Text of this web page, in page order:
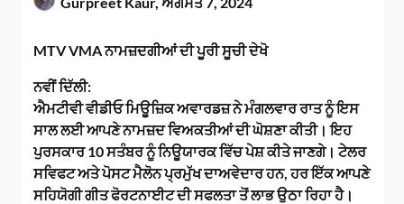
MTV VMA ਨਾਮਜ਼ਦਗੀਆਂ ਦੀ ਪੂਰੀ ਸੂਚੀ ਦੇਖੋ
ਨਵੀਂ ਦਿੱਲੀ:
ਐਮਟੀਵੀ ਵੀਡੀਓ ਮਿਊਜ਼ਿਕ ਅਵਾਰਡਜ਼ ਨੇ ਮੰਗਲਵਾਰ ਰਾਤ ਨੂੰ ਇਸ
ਸਾਲ ਲਈ ਆਪਣੇ ਨਾਮਜ਼ਦ ਵਿਅਕਤੀਆਂ ਦੀ ਘੋਸ਼ਣਾ ਕੀਤੀ। ਇਹ
ਪੁਰਸਕਾਰ 10 ਸਤੰਬਰ ਨੂੰ ਨਿਊਯਾਰਕ ਵਿੱਚ ਪੇਸ਼ ਕੀਤੇ ਜਾਣਗੇ। ਟੇਲਰ
ਸਵਿਫਟ ਅਤੇ ਪੋਸਟ ਮੈਲੋਨ ਪ੍ਰਮੁੱਖ ਦਾਅਵੇਦਾਰ ਹਨ, ਹਰ ਇੱਕ ਆਪਣੇ
ਸਹਿਯੋਗੀ ਗੀਤ ਫੋਰਟਨਾਈਟ ਦੀ ਸਫਲਤਾ ਤੋਂ ਲਾਭ ਉਠਾ ਰਿਹਾ ਹੈ।